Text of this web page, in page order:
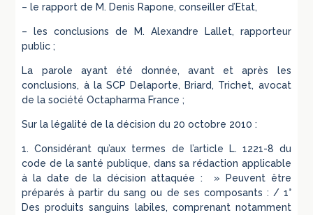
– le rapport de M. Denis Rapone, conseiller d’Etat,
– les conclusions de M. Alexandre Lallet, rapporteur
public ;
La parole ayant été donnée, avant et après les
conclusions, à la SCP Delaporte, Briard, Trichet, avocat
de la société Octapharma France ;
Sur la légalité de la décision du 20 octobre 2010 :
1. Considérant qu’aux termes de l’article L. 1221-8 du
code de la santé publique, dans sa rédaction applicable
à la date de la décision attaquée : » Peuvent être
préparés à partir du sang ou de ses composants : / 1°
Des produits sanguins labiles, comprenant notamment